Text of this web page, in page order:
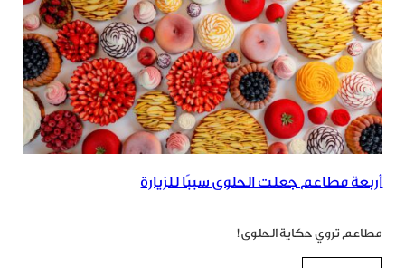
أربعة مطاعم جعلت الحلوى سببًا للزيارة
مطاعم تروي حكاية الحلوى!